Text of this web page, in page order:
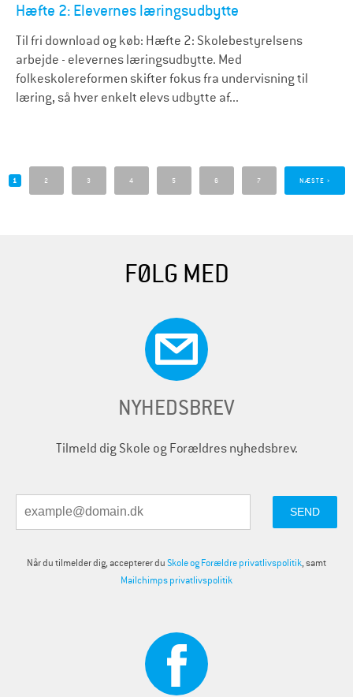
Hæfte 2: Elevernes læringsudbytte
Til fri download og køb: Hæfte 2: Skolebestyrelsens
arbejde - elevernes læringsudbytte. Med
folkeskolereformen skifter fokus fra undervisning til
læring, så hver enkelt elevs udbytte af...
1 2 3 4 5 6 7 NÆSTE ›
FØLG MED
NYHEDSBREV
Tilmeld dig Skole og Forældres nyhedsbrev.
Når du tilmelder dig, accepterer duSkole og Forældre privatlivspolitik, samt
Mailchimps privatlivspolitik